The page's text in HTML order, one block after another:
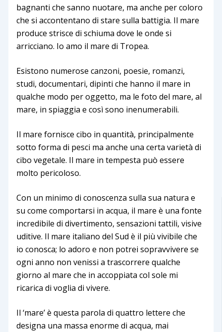
bagnanti che sanno nuotare, ma anche per coloro
che si accontentano di stare sulla battigia. Il mare
produce strisce di schiuma dove le onde si
arricciano. Io amo il mare di Tropea.
Esistono numerose canzoni, poesie, romanzi,
studi, documentari, dipinti che hanno il mare in
qualche modo per oggetto, ma le foto del mare, al
mare, in spiaggia e così sono inenumerabili.
Il mare fornisce cibo in quantità, principalmente
sotto forma di pesci ma anche una certa varietà di
cibo vegetale. Il mare in tempesta può essere
molto pericoloso.
Con un minimo di conoscenza sulla sua natura e
su come comportarsi in acqua, il mare è una fonte
incredibile di divertimento, sensazioni tattili, visive
uditive. Il mare italiano del Sud è il più vivibile che
io conosca; lo adoro e non potrei sopravvivere se
ogni anno non venissi a trascorrere qualche
giorno al mare che in accoppiata col sole mi
ricarica di voglia di vivere.
Il ‘mare’ è questa parola di quattro lettere che
designa una massa enorme di acqua, mai